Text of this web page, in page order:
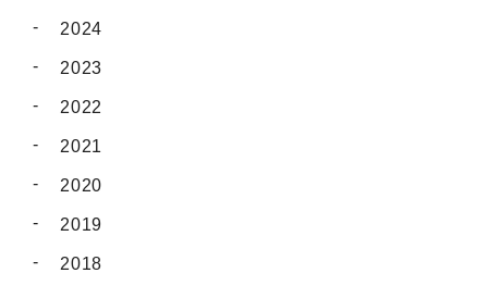
2024
2023
2022
2021
2020
2019
2018